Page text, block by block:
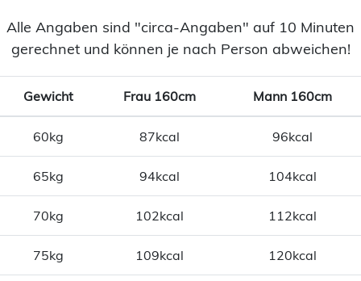
Alle Angaben sind "circa-Angaben" auf 10 Minuten
gerechnet und können je nach Person abweichen!
Gewicht Frau 160cm Mann 160cm
60kg 87kcal 96kcal
65kg 94kcal 104kcal
70kg 102kcal 112kcal
75kg 109kcal 120kcal